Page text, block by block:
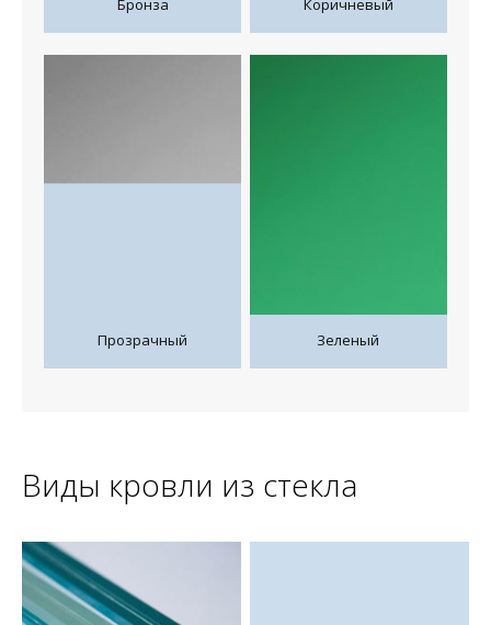
Прозрачный Зеленый
Виды кровли из стекла